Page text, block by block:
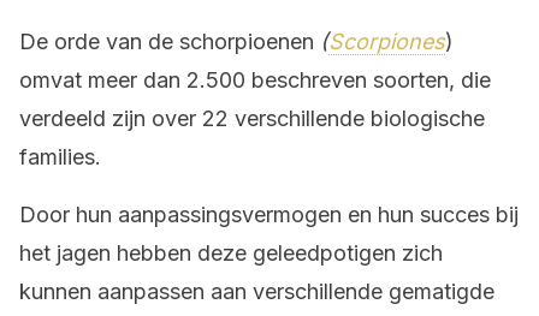
De orde van de schorpioenen (Scorpiones)
omvat meer dan 2.500 beschreven soorten, die
verdeeld zijn over 22 verschillende biologische
families.
Door hun aanpassingsvermogen en hun succes bij
het jagen hebben deze geleedpotigen zich
kunnen aanpassen aan verschillende gematigde